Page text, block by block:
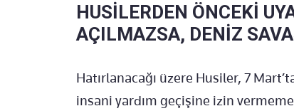
HUSİLERDEN ÖNCEKİ
AÇILMAZSA, DENİZ
Hatırlanacağı üzere Husiler, 7
insani yardım geçişine izin